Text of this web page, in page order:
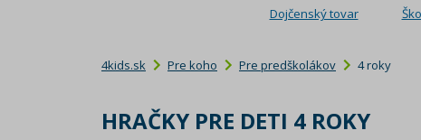
Dojčenský tovar
4kids.sk Pre koho Pre predškolákov 4 roky
HRAČKY PRE DETI 4 ROKY